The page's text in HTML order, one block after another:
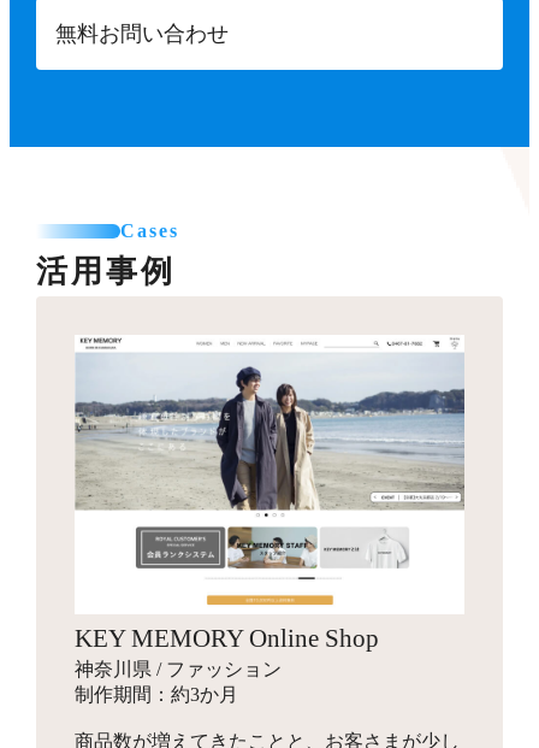
商品ページへ誘導するサムネイルや、商品ページ内に掲
て利用可能なパーツを制作します。
バナー作成
るための画像を制作します。
ロゴ作成
お見積り
会社名やサービス、商品に使用するロゴマークをデザイ
10,000円～
検索エンジン対策ワード入力
Search Consoleの設定
特定商取引法に基づく表示設定
配送方法入力
カテゴリー登録
お見積り
他カートサービスからの引っ越しを代行します。
独自ドメイン設定
16,500円～
ご希望のドメインに設定します。
お見積り
新規商品登録、引っ越しでの登録など、ご状況に合わせ
た商品設定代行を行います。
※画像などの素材はオーナーさまにご用意いただきます
SNSエリア設置
送料一覧表テーブル作成
バナー作成・設置
Googleタグマネージャーのタグの設計や設置を行いま
す。
撮影代行
お見積り
プロのカメラマンが、商品・モデル・イメージ撮影を行
います。動画撮影にも対応可能です。指定のスタジオへ
す。
インフルエンサーギフティング
88,000円～
ショップの商品をインフルエンサーがSNSでPR投稿する
手配を行い、幅広いインプレッションの獲得を目指しま
パッケージデザイン
お見積り
商品のパッケージやロゴ画像、ブランディングデザイン
を行います。
無料お問い合わせ
Cases
活用事例
KEY MEMORY Online Shop
神奈川県 / ファッション
制作期間：約3か月
商品数が増えてきたことと、お客さまが少し